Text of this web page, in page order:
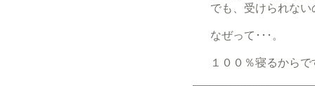
でも、受けられない
なぜって･･･。
１００％寝るからで